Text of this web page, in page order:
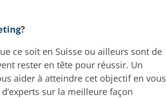
?
ce soit en Suisse ou ailleurs sont de
rester en tête pour réussir. Un
aider à atteindre cet objectif en vous
sur la meilleure façon